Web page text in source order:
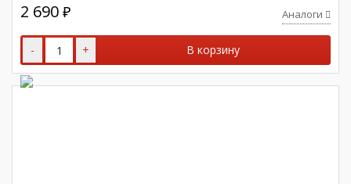
2 690 ₽ Аналоги
- + В корзину